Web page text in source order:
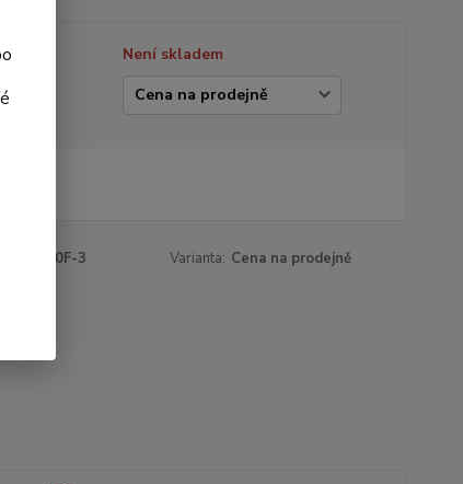
Není skladem
1070F-3 Varianta: Cena na prodejně